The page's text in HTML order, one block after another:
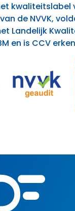
kwaliteitslabel
de NVVK,
Landelijk
en is CCV